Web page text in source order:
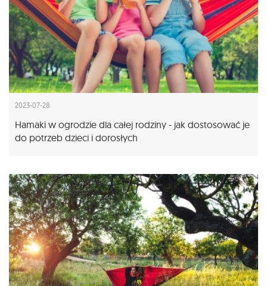
2023-07-28
Hamaki w ogrodzie dla całej rodziny - jak dostosować je
do potrzeb dzieci i dorosłych